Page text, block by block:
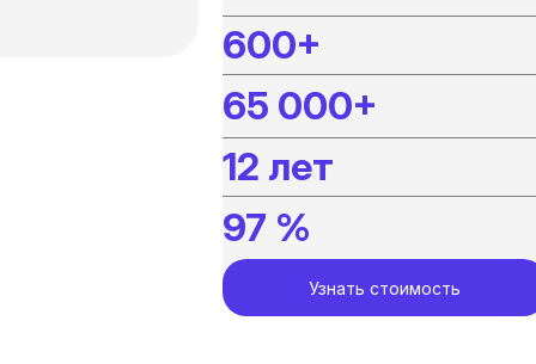
600+
65 000+
12 лет
97 %
Узнать стоимость